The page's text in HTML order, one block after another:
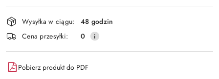
Wyślij
dostawa
Wysyłka w ciągu:
48 godzin
Cena przesyłki:
0
Pobierz produkt do PDF